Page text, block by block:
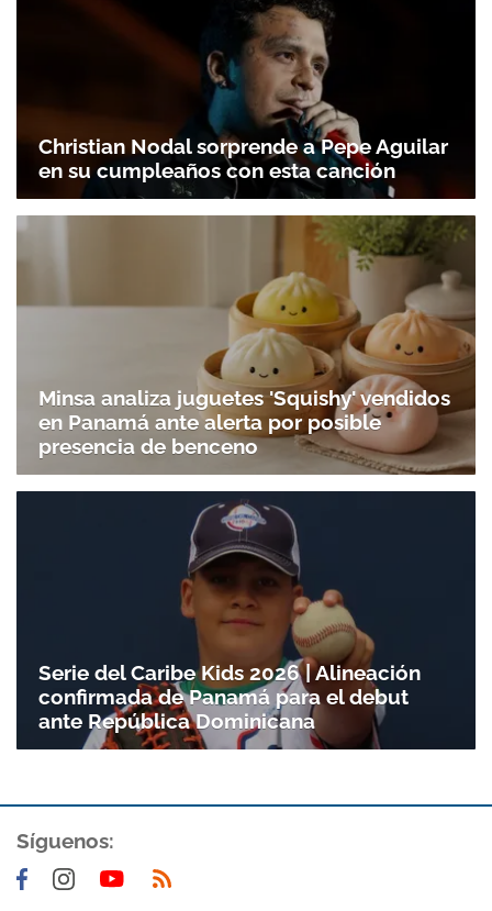
Christian Nodal sorprende a Pepe Aguilar
en su cumpleaños con esta canción
Minsa analiza juguetes 'Squishy' vendidos
en Panamá ante alerta por posible
presencia de benceno
Serie del Caribe Kids 2026 | Alineación
confirmada de Panamá para el debut
ante República Dominicana
Síguenos: